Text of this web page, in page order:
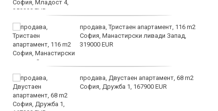
продава, Тристаен апартамент, 116 m2
София, Манастирски ливади Запад,
319000 EUR
продава, Двустаен апартамент, 68 m2
София, Дружба 1, 167900 EUR